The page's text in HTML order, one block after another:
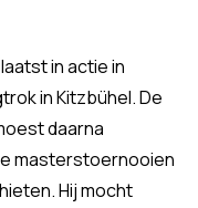
in actie in
in Kitzbühel. De
daarna
masterstoernooien
Hij mocht